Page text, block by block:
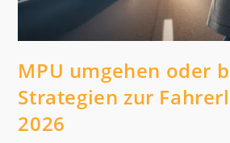
MPU umgehen oder
Strategien zur
2026